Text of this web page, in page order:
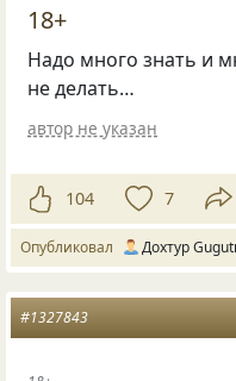
18+
Надо много знать и
не делать…
автор не указан
104 7
Опубликовал Дохтур
#1327843